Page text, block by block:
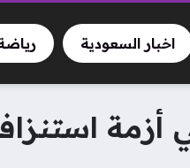
اخبار السعودية